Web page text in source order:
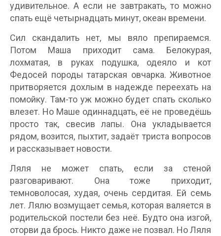
удивительное. А если не завтракать, то можно
спать ещё четырнадцать минут, океан времени.
Сил скандалить нет, мы вяло препираемся.
Потом Маша приходит сама. Белокурая,
лохматая, в руках подушка, одеяло и кот
Федосей породы татарская овчарка. Животное
притворяется дохлым в надежде переехать на
помойку. Там-то уж можно будет спать сколько
влезет. Но Маше одиннадцать, её не проведёшь
просто так, свесив лапы. Она укладывается
рядом, возится, пыхтит, задаёт триста вопросов
и рассказывает новости.
Ляля не может спать, если за стеной
разговаривают. Она тоже приходит,
темноволосая, худая, очень сердитая. Ей семь
лет. Лялю возмущает семья, которая валяется в
родительской постели без неё. Будто она изгой,
оторви да брось. Никто даже не позвал. Но Ляля